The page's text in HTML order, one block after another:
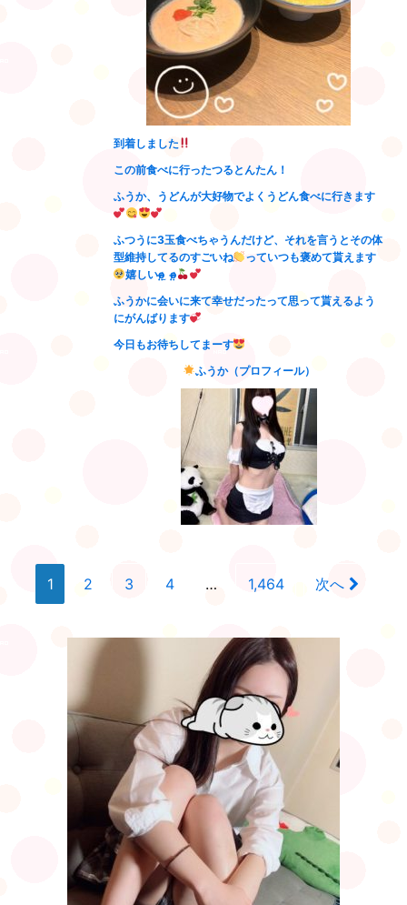
到着しました
この前食べに行ったつるとんたん！
ふうか、うどんが大好物でよくうどん食べに行きます
ふつうに3玉食べちゃうんだけど、それを言うとその体
型維持してるのすごいね
っていつも褒めて貰えます
嬉しいo̴̶̷̤ ̫ o̴̶̷̤
ふうかに会いに来て幸せだったって思って貰えるよう
にがんばります
今日もお待ちしてまーす
ふうか（プロフィール）
1 2 3 4 … 1,464 次へ